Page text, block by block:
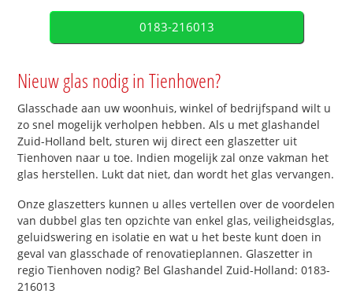
0183-216013
Nieuw glas nodig in Tienhoven?
Glasschade aan uw woonhuis, winkel of bedrijfspand wilt u
zo snel mogelijk verholpen hebben. Als u met glashandel
Zuid-Holland belt, sturen wij direct een glaszetter uit
Tienhoven naar u toe. Indien mogelijk zal onze vakman het
glas herstellen. Lukt dat niet, dan wordt het glas vervangen.
Onze glaszetters kunnen u alles vertellen over de voordelen
van dubbel glas ten opzichte van enkel glas, veiligheidsglas,
geluidswering en isolatie en wat u het beste kunt doen in
geval van glasschade of renovatieplannen. Glaszetter in
regio Tienhoven nodig? Bel Glashandel Zuid-Holland: 0183-
216013